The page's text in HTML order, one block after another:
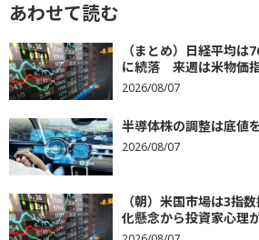
あわせて読む
（まとめ）日経平均
に続落 来週は米物価
2026/08/07
半導体株の調整は底値
2026/08/07
（朝）米国市場は3指
化懸念から投資家心理